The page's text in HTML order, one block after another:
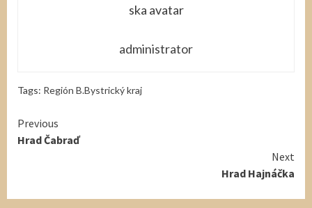
administrator
Tags: Región B.Bystrický kraj
Continue
Previous
Hrad Čabraď
Next
Hrad Hajnáčka